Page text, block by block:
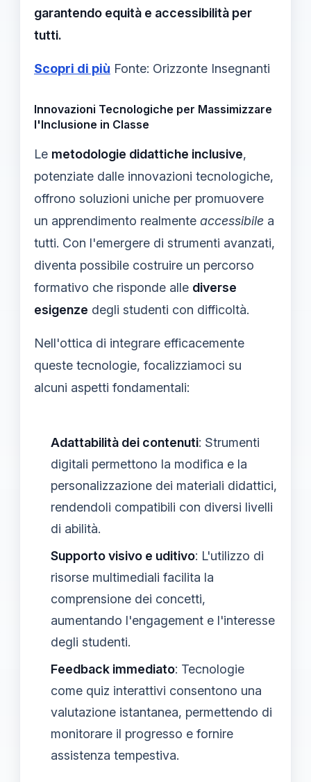
garantendo equità e accessibilità per
tutti.
Scopri di più Fonte: Orizzonte Insegnanti
Innovazioni Tecnologiche per Massimizzare
l'Inclusione in Classe
Le metodologie didattiche inclusive,
potenziate dalle innovazioni tecnologiche,
offrono soluzioni uniche per promuovere
un apprendimento realmente accessibile a
tutti. Con l'emergere di strumenti avanzati,
diventa possibile costruire un percorso
formativo che risponde alle diverse
esigenze degli studenti con difficoltà.
Nell'ottica di integrare efficacemente
queste tecnologie, focalizziamoci su
alcuni aspetti fondamentali:
Adattabilità dei contenuti: Strumenti
digitali permettono la modifica e la
personalizzazione dei materiali didattici,
rendendoli compatibili con diversi livelli
di abilità.
Supporto visivo e uditivo: L'utilizzo di
risorse multimediali facilita la
comprensione dei concetti,
aumentando l'engagement e l'interesse
degli studenti.
Feedback immediato: Tecnologie
come quiz interattivi consentono una
valutazione istantanea, permettendo di
monitorare il progresso e fornire
assistenza tempestiva.